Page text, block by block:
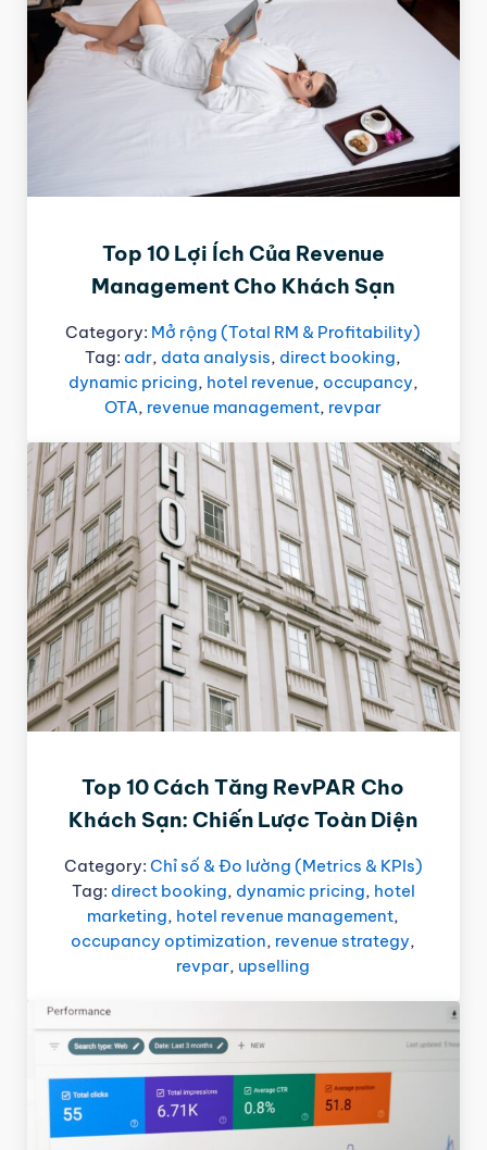
Top 10 Lợi Ích Của Revenue
Management Cho Khách Sạn
Category: Mở rộng (Total RM & Profitability)
Tag: adr, data analysis, direct booking,
dynamic pricing, hotel revenue, occupancy,
OTA, revenue management, revpar
Top 10 Cách Tăng RevPAR Cho
Khách Sạn: Chiến Lược Toàn Diện
Category: Chỉ số & Đo lường (Metrics & KPIs)
Tag: direct booking, dynamic pricing, hotel
marketing, hotel revenue management,
occupancy optimization, revenue strategy,
revpar, upselling